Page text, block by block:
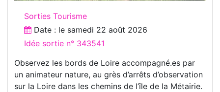
Sorties Tourisme
Date : le samedi 22 août 2026
Idée sortie n° 343541
Observez les bords de Loire accompagné.es par
un animateur nature, au grès d’arrêts d’observation
sur la Loire dans les chemins de l’île de la Métairie.